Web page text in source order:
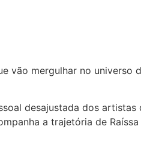
mergulhar no universo
desajustada dos
a trajetória de Raíssa